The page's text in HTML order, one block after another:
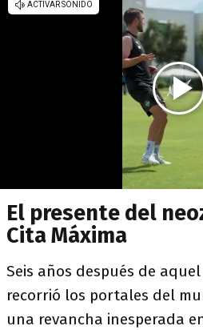
El presente del
Cita Máxima
Seis años después de
recorrió los portales del
una revancha inesperada